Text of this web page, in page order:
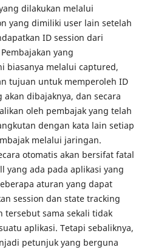
dilakukan melalui
yang dimiliki user lain setelah
ID session dari
yang
biasanya melalui captured,
tujuan untuk memperoleh ID
dibajaknya, dan secara
oleh pembajak yang telah
dengan kata lain setiap
melalui jaringan.
otomatis akan bersifat fatal
yang ada pada aplikasi yang
aturan yang dapat
session dan state tracking
tersebut sama sekali tidak
aplikasi. Tetapi sebaliknya,
petunjuk yang berguna